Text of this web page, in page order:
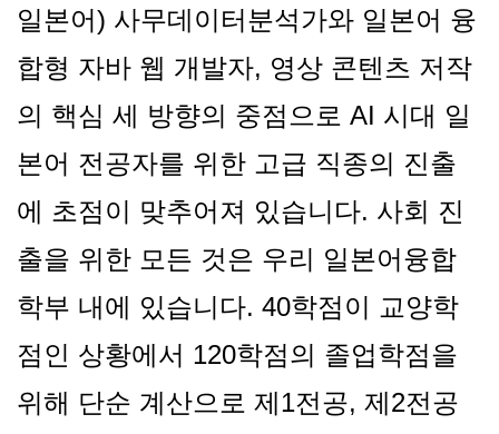
일본어) 사무데이터분석가와 일본어 융
합형 자바 웹 개발자, 영상 콘텐츠 저작
의 핵심 세 방향의 중점으로 AI 시대 일
본어 전공자를 위한 고급 직종의 진출
에 초점이 맞추어져 있습니다. 사회 진
출을 위한 모든 것은 우리 일본어융합
학부 내에 있습니다. 40학점이 교양학
점인 상황에서 120학점의 졸업학점을
위해 단순 계산으로 제1전공, 제2전공